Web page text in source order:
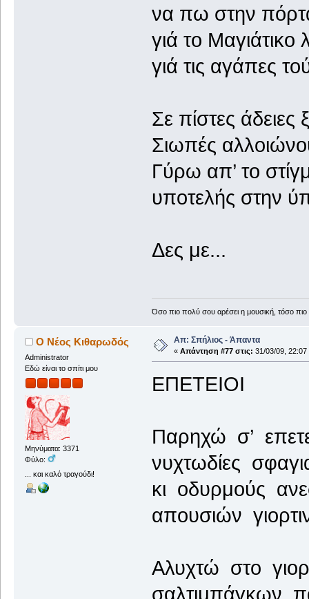
να πω στην
γιά το Μαγιάτικο
γιά τις αγάπες
Σε πίστες
Σιωπές
Γύρω απ’ το
υποτελής στην
Δες με...
Όσο πιο πολύ σου αρέσει η μουσική, τόσο
Ο Νέος Κιθαρωδός
Administrator
Εδώ είναι το σπίτι μου
Μηνύματα: 3371
Φύλο:
... και καλό τραγούδι!
Απ: Σπήλιος - Άπαντα
« Απάντηση #77 στις: 31/03/09, 22:07
ΕΠΕΤΕΙΟΙ
Παρηχώ σ’
νυχτωδίες
κι οδυρμούς
απουσιών
Αλυχτώ στο
σαλτιμπάγκων